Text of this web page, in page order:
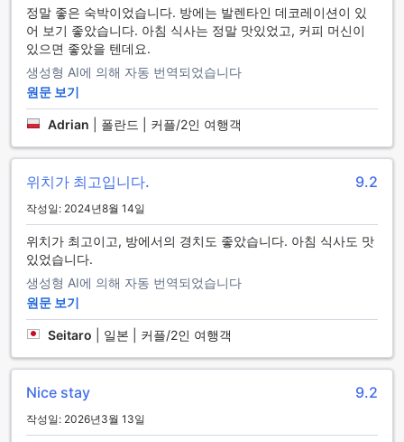
설을 제공합니다. 호텔 내 모든 객실에서는 무료 Wi-Fi를 제공
하여, 여행 중에도 언제든지 인터넷에 접속할 수 있어 비즈니스
와 여가를 동시에 즐길 수 있습니다. 또한, 공용 공간에서도 Wi-
환경이 조성되어 있습니다.
또한, 사르디니아 호텔에서는 고객의 소중한 자산을 안전하게
보관할 수 있는 안전 금고 서비스를 제공하고 있습니다. 이 외에
도, 매일 제공되는 하우스키핑 서비스로 깔끔하고 쾌적한 객실
환경을 유지할 수 있어, 고객들은 언제든지 편안한 휴식을 취할
사를 즐길 수 있는 점은 사르디니아 호텔의 큰 장점입니다.
사르디니아 호텔의 편리한 교통 시설
사르디니아 호텔은 아마스라에서 편안하고 쾌적한 숙박을 제공
하는 것뿐만 아니라, 손님들의 이동 편의를 위해 다양한 교통 시
설을 갖추고 있습니다. 호텔 내에는 발렛 파킹 서비스가 제공되
어, 차량을 운전해 오신 손님들은 번거로운 주차 문제를 걱정할
필요가 없습니다. 전문적인 직원들이 귀하의 차량을 안전하게
또한, 사르디니아 호텔은 무료 주차 공간을 마련하여, 자가용을
이용하시는 분들에게 경제적인 선택을 제공합니다. 넓고 안전
한 주차 공간은 손님들이 차량을 쉽게 주차할 수 있도록 설계되
어 있으며, 귀하의 소중한 차량을 안전하게 보호합니다. 이러한
정말 좋은 숙박이었습니다. 방에는 발렌타인 데코레이션이 있
어 보기 좋았습니다. 아침 식사는 정말 맛있었고, 커피 머신이
있으면 좋았을 텐데요.
생성형 AI에 의해 자동 번역되었습니다
원문 보기
Adrian 폴란드 | 커플/2인 여행객
위치가 최고입니다. 9.2
작성일: 2024년8월 14일
위치가 최고이고, 방에서의 경치도 좋았습니다. 아침 식사도 맛
있었습니다.
생성형 AI에 의해 자동 번역되었습니다
원문 보기
Seitaro 일본 | 커플/2인 여행객
Nice stay 9.2
작성일: 2026년3월 13일